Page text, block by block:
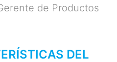
de Productos
DEL